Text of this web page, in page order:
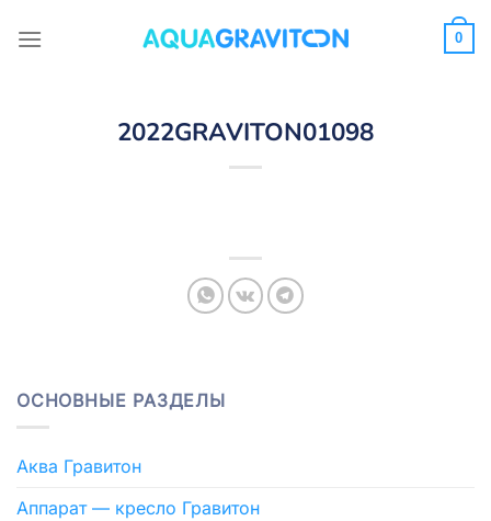
0
2022GRAVITON01098
ОСНОВНЫЕ РАЗДЕЛЫ
Аква Гравитон
Аппарат — кресло Гравитон